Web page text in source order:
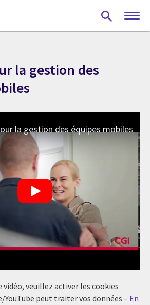
la gestion des
la gestion des équipes mobiles
veuillez activer les cookies
peut traiter vos données – En